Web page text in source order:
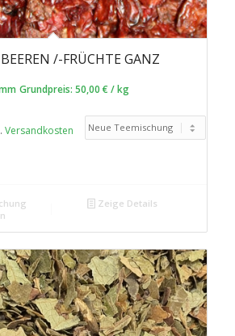
/-FRÜCHTE GANZ
Grundpreis: 50,00 € /kg
Versandkosten
Zeige Details